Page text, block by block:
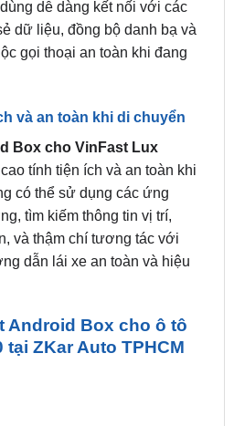
gọi thoại an toàn khi đang
và an toàn khi di chuyển
tính tiện ích và an toàn khi
có thể sử dụng các ứng
tìm kiếm thông tin vị trí,
và thậm chí tương tác với
dẫn lái xe an toàn và hiệu
Android Box cho ô tô